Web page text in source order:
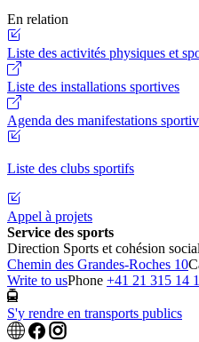
En relation
Liste des activités physiques et
Liste des installations sportives
Agenda des manifestations
Liste des clubs sportifs
Appel à projets
Service des sports
Direction Sports et cohésion
Chemin des Grandes-Roches 10
Write to usPhone +41 21 315 14
S'y rendre en transports publics